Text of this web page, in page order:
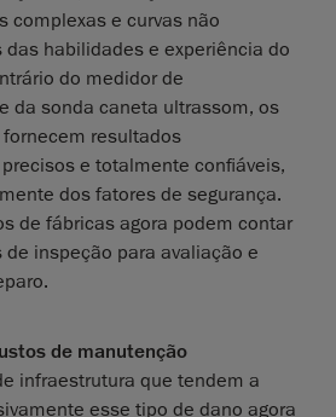
complexas e curvas não
habilidades e experiência do
do medidor de
da sonda caneta ultrassom, os
resultados
e totalmente confiáveis,
dos fatores de segurança.
de fábricas agora podem contar
inspeção para avaliação e
de manutenção
infraestrutura que tendem a
esse tipo de dano agora